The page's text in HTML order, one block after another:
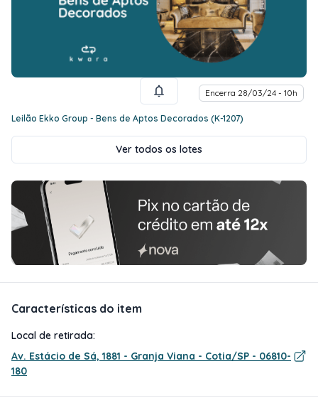
Encerra 28/03/24 - 10h
Leilão Ekko Group - Bens de Aptos Decorados (K-1207)
Ver todos os lotes
Características do item
Local de retirada:
Av. Estácio de Sá, 1881 - Granja Viana - Cotia/SP - 06810-
180